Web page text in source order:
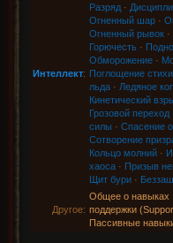
Интеллект:
Разряд·
Огненный шар·
Огненный рывок·
Горючесть·
Обморожение·
Поглощение
льда· Ледяное
Кинетический
Грозовой переход
силы · Спасение
Сотворение
Кольцо молний·
хаоса· Призыв
Щит бури·
Другое:
Общее о навыках
поддержки
Пассивные